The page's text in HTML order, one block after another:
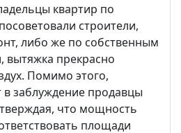
квартир по
строители,
либо же по собственным
прекрасно
Помимо этого,
в заблуждение продавцы
что мощность
площади